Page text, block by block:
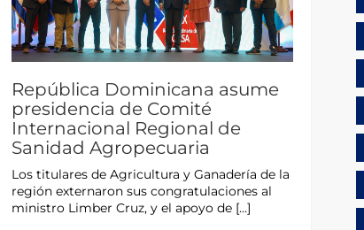
República Dominicana asume
presidencia de Comité
Internacional Regional de
Sanidad Agropecuaria
Los titulares de Agricultura y Ganadería de la
región externaron sus congratulaciones al
ministro Limber Cruz, y el apoyo de […]